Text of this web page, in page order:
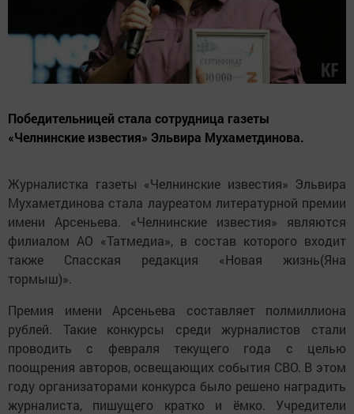
Победительницей стала сотрудница газеты
«Челнинские известия» Эльвира Мухаметдинова.
Журналистка газеты «Челнинские известия» Эльвира
Мухаметдинова стала лауреатом литературной премии
имени Арсеньева. «Челнинские известия» являются
филиалом АО «Татмедиа», в состав которого входит
также Спасская редакция «Новая жизнь(Яна
тормыш)».
Премия имени Арсеньева составляет полмиллиона
рублей. Такие конкурсы среди журналистов стали
проводить с февраля текущего года с целью
поощрения авторов, освещающих события СВО. В этом
году организаторами конкурса было решено наградить
журналиста, пишущего кратко и ёмко. Учредители